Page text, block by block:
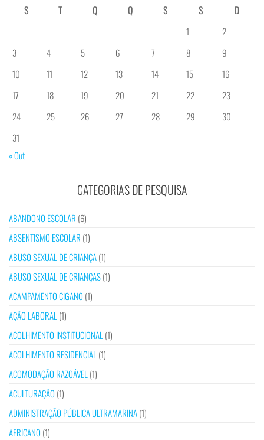
S
T Q Q S S
D
1
2
3
4 5 6 7 8
9
10
11 12 13 14 15
16
17
18 19 20 21 22
23
24
25 26 27 28 29
30
31
« Out
CATEGORIAS DE PESQUISA
ABANDONO ESCOLAR (6)
ABSENTISMO ESCOLAR (1)
ABUSO SEXUAL DE CRIANÇA(1)
ABUSO SEXUAL DE CRIANÇAS(1)
ACAMPAMENTO CIGANO (1)
AÇÃO LABORAL (1)
ACOLHIMENTO INSTITUCIONAL (1)
ACOLHIMENTO RESIDENCIAL (1)
ACOMODAÇÃO RAZOÁVEL (1)
ACULTURAÇÃO (1)
ADMINISTRAÇÃO PÚBLICA ULTRAMARINA(1)
AFRICANO (1)